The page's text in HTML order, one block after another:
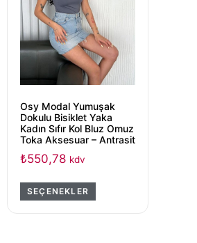
Osy Modal Yumuşak
Dokulu Bisiklet Yaka
Kadın Sıfır Kol Bluz Omuz
Toka Aksesuar – Antrasit
₺550,78 kdv
SEÇENEKLER